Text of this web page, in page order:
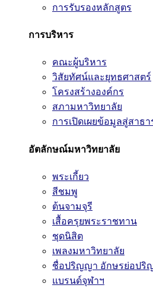
การรับรองหลักสูตร
การบริหาร
คณะผู้บริหาร
วิสัยทัศน์และยุทธศาสตร์
โครงสร้างองค์กร
สภามหาวิทยาลัย
การเปิดเผยข้อมูลสู่สาธ
อัตลักษณ์มหาวิทยาลัย
พระเกี้ยว
สีชมพู
ต้นจามจุรี
เสื้อครุยพระราชทาน
ชุดนิสิต
เพลงมหาวิทยาลัย
ชื่อปริญญา อักษรย่อปริ
แบรนด์จุฬาฯ